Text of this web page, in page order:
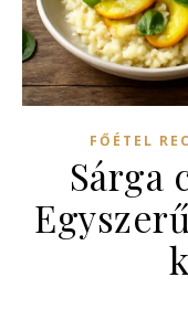
FŐÉTEL
Sárga